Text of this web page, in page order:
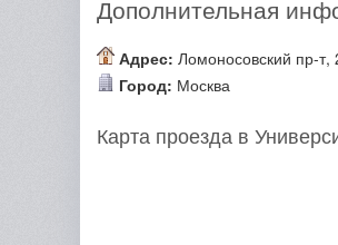
Дополнительная
Адрес: Ломоносовский пр-т,
Город: Москва
Карта проезда в